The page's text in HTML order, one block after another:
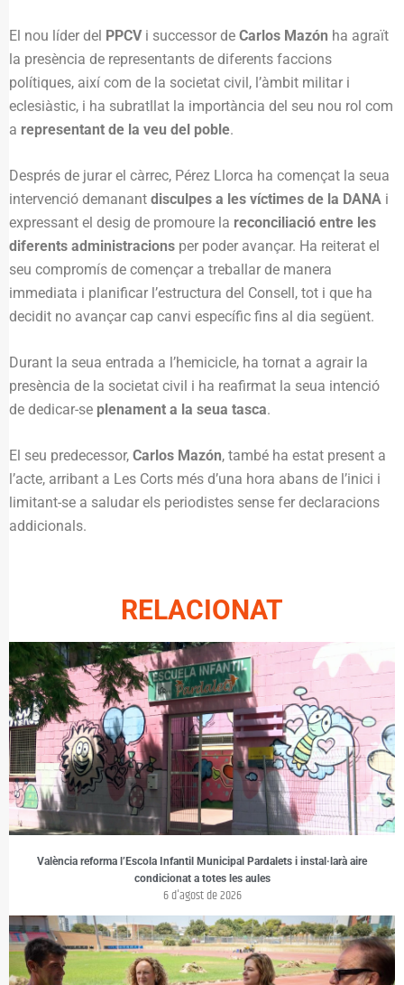
El nou líder del PPCVi successor de Carlos Mazón ha agraït
la presència de representants de diferents faccions
polítiques, així com de la societat civil, l’àmbit militar i
eclesiàstic, i ha subratllat la importància del seu nou rol com
a representant de la veu del poble.
Després de jurar el càrrec, Pérez Llorca ha començat la seua
intervenció demanant disculpes a les víctimes de la DANA i
expressant el desig de promoure la reconciliació entre les
diferents administracions per poder avançar. Ha reiterat el
seu compromís de començar a treballar de manera
immediata i planificar l’estructura del Consell, tot i que ha
decidit no avançar cap canvi específic fins al dia següent.
Durant la seua entrada a l’hemicicle, ha tornat a agrair la
presència de la societat civil i ha reafirmat la seua intenció
de dedicar-se plenament a la seua tasca.
El seu predecessor, Carlos Mazón, també ha estat present a
l’acte, arribant a Les Corts més d’una hora abans de l’inici i
limitant-se a saludar els periodistes sense fer declaracions
addicionals.
RELACIONAT
València reforma l’Escola Infantil Municipal Pardalets i instal·larà aire
condicionat a totes les aules
6 d'agost de 2026